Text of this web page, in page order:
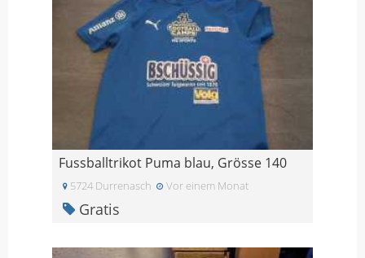
Fussballtrikot Puma blau, Grösse 140
5724 Durrenasch Vor einem Monat
Gratis